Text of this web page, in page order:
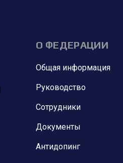
О ФЕДЕРАЦИИ
Общая информация
Руководство
Сотрудники
Документы
Антидопинг